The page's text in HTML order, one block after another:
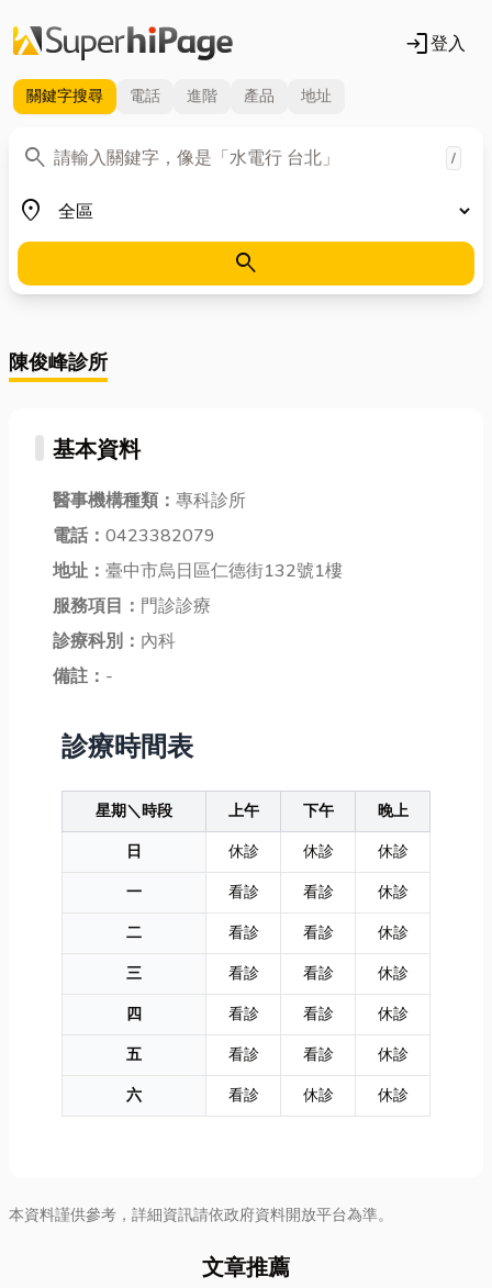
login登入
關鍵字搜尋 電話 進階 產品 地址
search
關鍵字 /
place
地區
search
陳俊峰診所
基本資料
醫事機構種類： 專科診所
電話： 0423382079
地址： 臺中市烏日區仁德街132號1樓
服務項目： 門診診療
診療科別： 內科
備註： -
診療時間表
星期＼時段 上午 下午
晚上
日
休診 休診
休診
一
看診 看診
休診
二
看診 看診
休診
三
看診 看診
休診
四
看診 看診
休診
五
看診 看診
休診
六
看診 休診 休診
本資料謹供參考，詳細資訊請依政府資料開放平台為準。
文章推薦